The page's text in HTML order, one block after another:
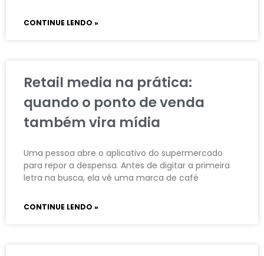
CONTINUE LENDO »
Retail media na prática:
quando o ponto de venda
também vira mídia
Uma pessoa abre o aplicativo do supermercado
para repor a despensa. Antes de digitar a primeira
letra na busca, ela vê uma marca de café
CONTINUE LENDO »